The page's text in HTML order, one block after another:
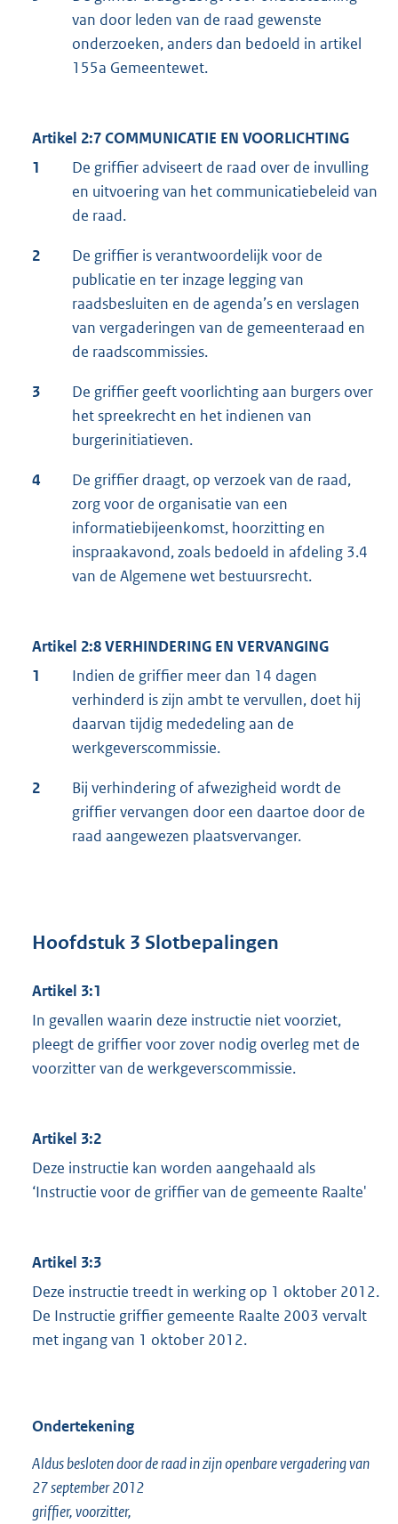
van door leden van de raad gewenste
onderzoeken, anders dan bedoeld in artikel
155a Gemeentewet.
Artikel 2:7 COMMUNICATIE EN VOORLICHTING
1
De griffier adviseert de raad over de invulling
en uitvoering van het communicatiebeleid van
de raad.
2
De griffier is verantwoordelijk voor de
publicatie en ter inzage legging van
raadsbesluiten en de agenda’s en verslagen
van vergaderingen van de gemeenteraad en
de raadscommissies.
3
De griffier geeft voorlichting aan burgers over
het spreekrecht en het indienen van
burgerinitiatieven.
4
De griffier draagt, op verzoek van de raad,
zorg voor de organisatie van een
informatiebijeenkomst, hoorzitting en
inspraakavond, zoals bedoeld in afdeling 3.4
van de Algemene wet bestuursrecht.
Artikel 2:8 VERHINDERING EN VERVANGING
1
Indien de griffier meer dan 14 dagen
verhinderd is zijn ambt te vervullen, doet hij
daarvan tijdig mededeling aan de
werkgeverscommissie.
2
Bij verhindering of afwezigheid wordt de
griffier vervangen door een daartoe door de
raad aangewezen plaatsvervanger.
Hoofdstuk 3 Slotbepalingen
Artikel 3:1
In gevallen waarin deze instructie niet voorziet,
pleegt de griffier voor zover nodig overleg met de
voorzitter van de werkgeverscommissie.
Artikel 3:2
Deze instructie kan worden aangehaald als
‘Instructie voor de griffier van de gemeente Raalte'
Artikel 3:3
Deze instructie treedt in werking op 1 oktober 2012.
De Instructie griffier gemeente Raalte 2003 vervalt
met ingang van 1 oktober 2012.
Ondertekening
Aldus besloten door de raad in zijn openbare vergadering van
27 september 2012
griffier, voorzitter,